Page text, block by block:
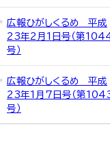
広報ひがしくるめ 平成
23年2月1日号（第
号）
広報ひがしくるめ 平成
23年1月7日号（第
号）